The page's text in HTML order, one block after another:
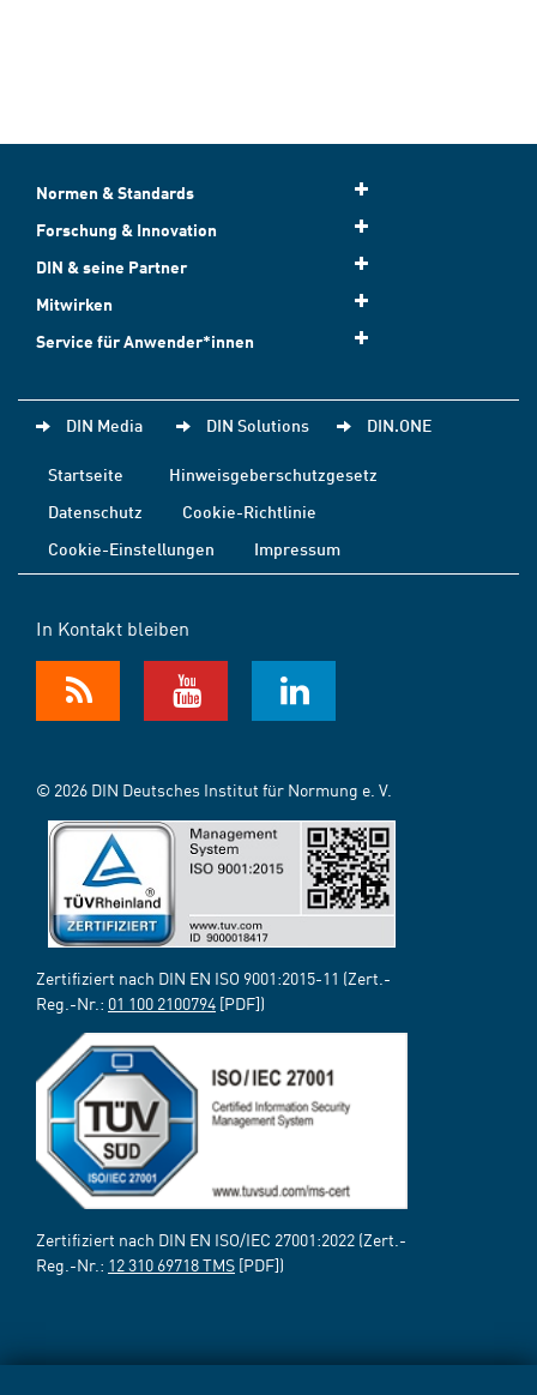
Normen & Standards
Forschung & Innovation
DIN & seine Partner
Mitwirken
Service für Anwender*innen
DIN Media DIN Solutions DIN.ONE
Startseite
Hinweisgeberschutzgesetz
Datenschutz
Cookie-Richtlinie
Cookie-Einstellungen
Impressum
In Kontakt bleiben
© 2026 DIN Deutsches Institut für Normung e. V.
Zertifiziert nach DIN EN ISO 9001:2015-11 (Zert.-
Reg.-Nr.: 01 100 2100794 [PDF])
Zertifiziert nach DIN EN ISO/IEC 27001:2022 (Zert.-
Reg.-Nr.: 12 310 69718 TMS [PDF])